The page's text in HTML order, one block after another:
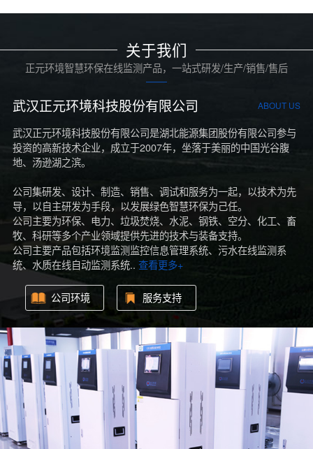
关于我们
正元环境智慧环保在线监测产品，一站式研发/生产/销售/售后
武汉正元环境科技股份有限公司 ABOUT US
武汉正元环境科技股份有限公司是湖北能源集团股份有限公司参与
投资的高新技术企业，成立于2007年，坐落于美丽的中国光谷腹
地、汤逊湖之滨。
公司集研发、设计、制造、销售、调试和服务为一起，以技术为先
导，以自主研发为手段，以发展绿色智慧环保为己任。
公司主要为环保、电力、垃圾焚烧、水泥、钢铁、空分、化工、畜
牧、科研等多个产业领域提供先进的技术与装备支持。
公司主要产品包括环境监测监控信息管理系统、污水在线监测系
统、水质在线自动监测系统.. 查看更多+
公司环境 服务支持